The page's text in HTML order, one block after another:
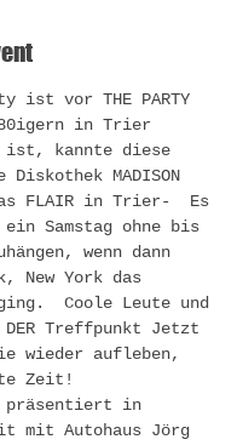
ist vor THE PARTY
in Trier
ist, kannte diese
MADISON
FLAIR in Trier-  Es
ein Samstag ohne bis
wenn dann
New York das
Coole Leute und
Treffpunkt Jetzt
wieder aufleben,
Zeit!
präsentiert in
mit Autohaus Jörg